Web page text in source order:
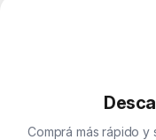
Comprá más rápido y